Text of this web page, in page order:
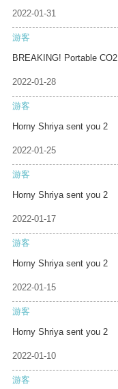
2022-01-31
游客
BREAKING! Portable CO2
2022-01-28
游客
Horny Shriya sent you 2
2022-01-25
游客
Horny Shriya sent you 2
2022-01-17
游客
Horny Shriya sent you 2
2022-01-15
游客
Horny Shriya sent you 2
2022-01-10
游客